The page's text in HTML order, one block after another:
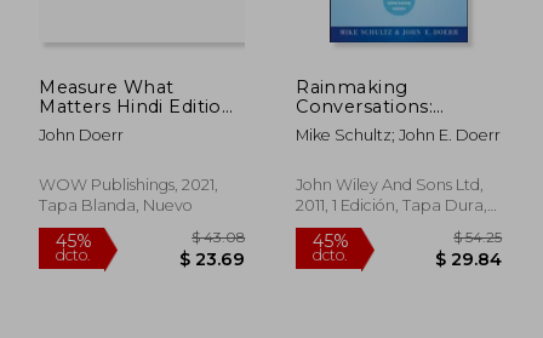
45%
dcto.
$ 58.84
$ 32.36
45%
dcto. $
Measure What
Matters Hindi Edition
by John Doerr (en
Hindi)
John Doerr
WOW Publishings, 2021,
Tapa Blanda, Nuevo
Rainmaking
Conversations:
Influence, Persuade,
and Sell in any
Mike Schultz; John E. Doerr
John Wiley And Sons Ltd,
2011, 1 Edición, Tapa Dura,
Nuevo